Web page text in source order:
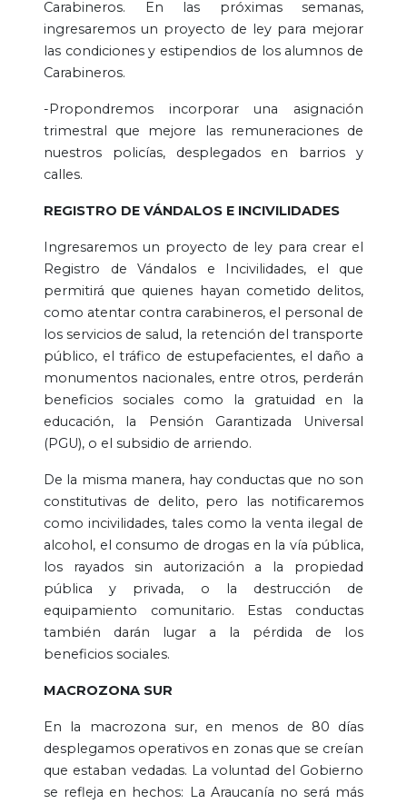
Carabineros. En las próximas semanas,
ingresaremos un proyecto de ley para mejorar
las condiciones y estipendios de los alumnos de
Carabineros.
-Propondremos incorporar una asignación
trimestral que mejore las remuneraciones de
nuestros policías, desplegados en barrios y
calles.
REGISTRO DE VÁNDALOS E INCIVILIDADES
Ingresaremos un proyecto de ley para crear el
Registro de Vándalos e Incivilidades, el que
permitirá que quienes hayan cometido delitos,
como atentar contra carabineros, el personal de
los servicios de salud, la retención del transporte
público, el tráfico de estupefacientes, el daño a
monumentos nacionales, entre otros, perderán
beneficios sociales como la gratuidad en la
educación, la Pensión Garantizada Universal
(PGU), o el subsidio de arriendo.
De la misma manera, hay conductas que no son
constitutivas de delito, pero las notificaremos
como incivilidades, tales como la venta ilegal de
alcohol, el consumo de drogas en la vía pública,
los rayados sin autorización a la propiedad
pública y privada, o la destrucción de
equipamiento comunitario. Estas conductas
también darán lugar a la pérdida de los
beneficios sociales.
MACROZONA SUR
En la macrozona sur, en menos de 80 días
desplegamos operativos en zonas que se creían
que estaban vedadas. La voluntad del Gobierno
se refleja en hechos: La Araucanía no será más